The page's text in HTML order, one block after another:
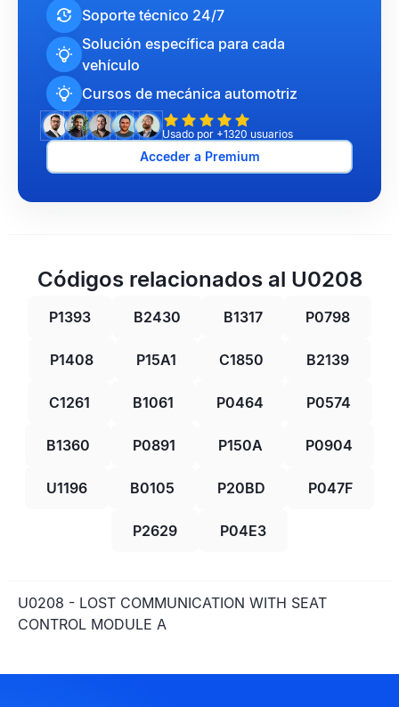
Soporte técnico 24/7
Solución específica para cada
vehículo
Cursos de mecánica automotriz
Usado por +1320 usuarios
Acceder a Premium
Códigos relacionados al U0208
P1393 B2430 B1317 P0798
P1408 P15A1 C1850 B2139
C1261 B1061 P0464 P0574
B1360 P0891 P150A P0904
U1196 B0105 P20BD P047F
P2629 P04E3
U0208 - LOST COMMUNICATION WITH SEAT
CONTROL MODULE A